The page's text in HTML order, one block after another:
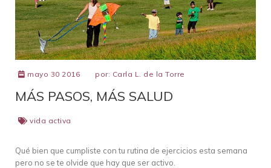
mayo 30 2016 por: Carla L. de la Torre
MÁS PASOS, MÁS SALUD
vida activa
Qué bien que cumpliste con tu rutina de ejercicios esta semana
pero no se te olvide que hay que ser activo.